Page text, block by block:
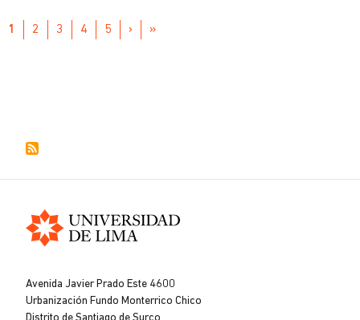
Paginación
PÁGINA
1 PAGE
2 PAGE
3 PAGE
4 PAGE
5
SIGUIENTE
›
ÚLTIMA
»
de
Lima
Avenida Javier Prado Este 4600
Urbanización Fundo Monterrico Chico